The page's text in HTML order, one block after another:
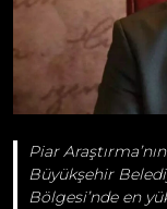
Piar
Büyükşehir
Bölgesi’nde en